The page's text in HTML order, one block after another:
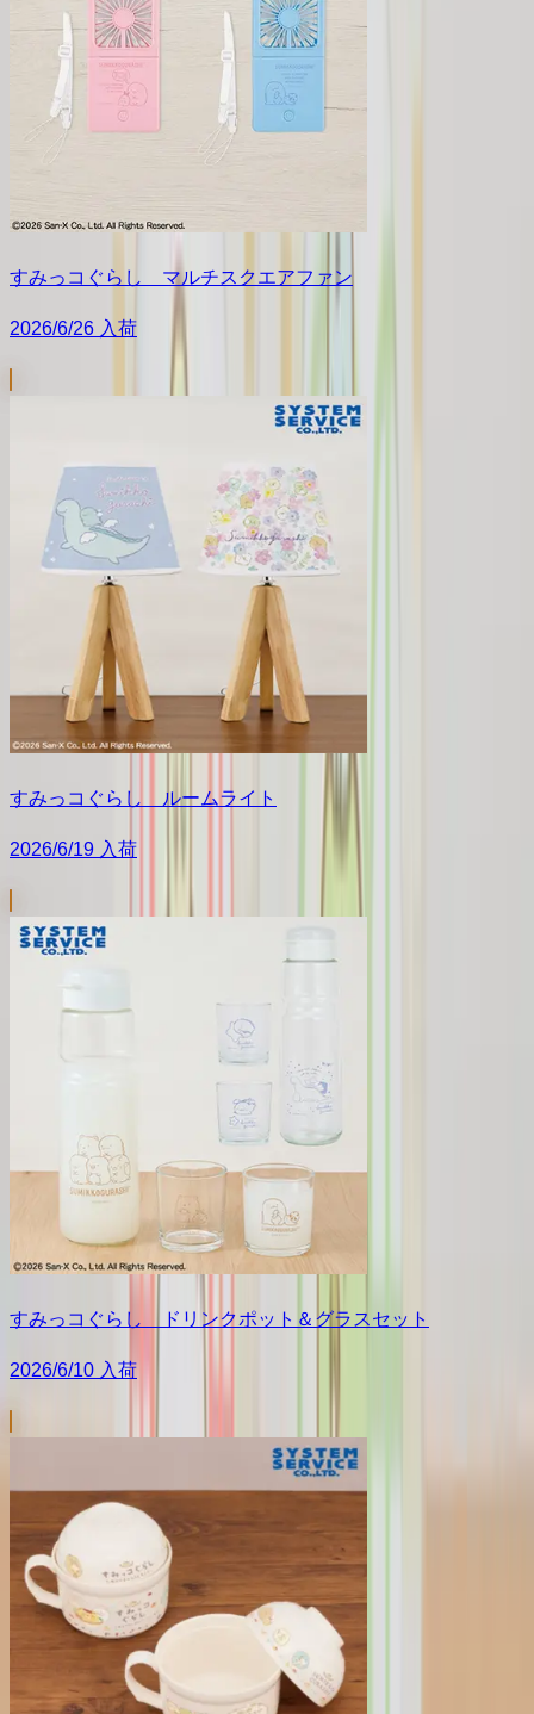
すみっコぐらし マルチスクエアファン
2026/6/26 入荷
すみっコぐらし ルームライト
2026/6/19 入荷
すみっコぐらし ドリンクポット＆グラスセット
2026/6/10 入荷